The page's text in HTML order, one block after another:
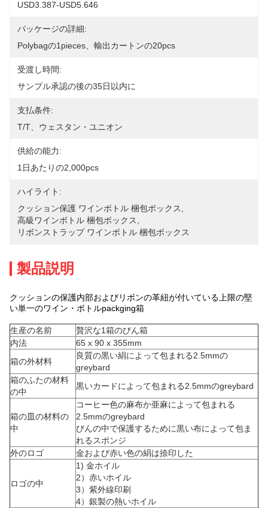
USD3.387-USD5.646
パッケージの詳細:
Polybagの1pieces、輸出カートンの20pcs
受渡し時間:
サンプル承認の後の35日以内に
支払条件:
T/T、ウェスタン・ユニオン
供給の能力:
1日あたりの2,000pcs
ハイライト:
クッション保護 ワインボトル 梱包ボックス
高級ワインボトル 梱包ボックス
リボンストラップ ワインボトル 梱包ボックス
製品説明
クッションの保護内部およびリボンの革紐が付いている上限の堅
い単一のワイン・ボトルpackging箱
生産の名前
贅沢な1箱のびん箱
内法
65 x 90 x 355mm
箱の外材料
良質の黒い絹によって包まれる2.5mmの
greybard
箱のふたの材料
の中
黒いカードによって包まれる2.5mmのgreybard
箱の皿の材料の
中
コーヒー色の麻布か亜麻によって包まれる
2.5mmのgreybard
びんの中で保護するために黒い布によって包ま
れるスポンジ
外のロゴ
金および赤い色の絹は捺印した
ロゴの中
1) 金ホイル
2）赤いホイル
3）紫外線印刷
4）銀製の熱いホイル